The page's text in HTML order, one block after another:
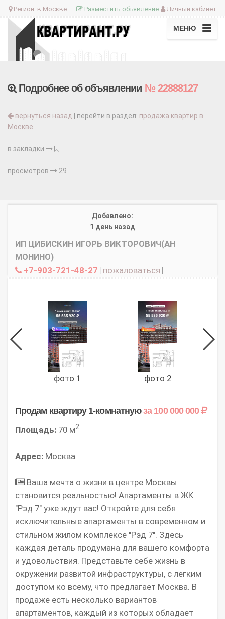
Регион: в Москве Личный кабинет
Разместить объявление
МЕНЮ
Подробнее об объявлении № 22888127
вернуться назад | перейти в раздел: продажа квартир в
Москве
в закладки
просмотров 29
Добавлено:
1 день назад
ИП ЦИБИСКИН ИГОРЬ ВИКТОРОВИЧ(АН
МОНИНО)
+7-903-721-48-27 | пожаловаться |
фото 1 фото 2
Продам квартиру 1-комнатнуюза 100 000 000
Площадь: 70 м2
Адрес: Москва
Ваша мечта о жизни в центре Москвы
становится реальностью! Апартаменты в ЖК
"Рэд 7" уже ждут вас! Откройте для себя
исключительные апартаменты в современном и
стильном жилом комплексе "Рэд 7". Здесь
каждая деталь продумана для вашего комфорта
и удовольствия. Представьте себе жизнь в
окружении развитой инфраструктуры, с легким
доступом ко всему, что предлагает Москва. В
продаже есть несколько вариантов
апартаментов, каждый из которых обладает